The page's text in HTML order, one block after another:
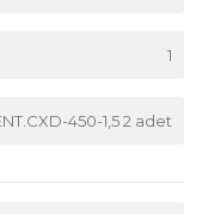
1
450-1,5 2 adet